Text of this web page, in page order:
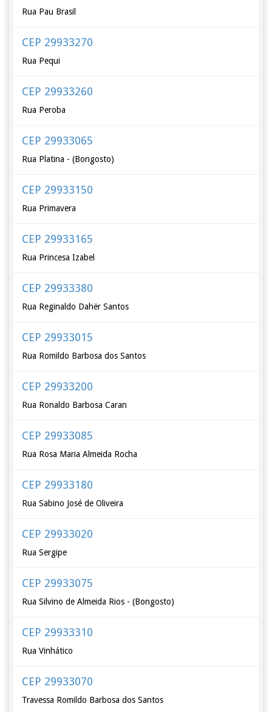
Rua Pau Brasil
CEP 29933270
Rua Pequi
CEP 29933260
Rua Peroba
CEP 29933065
Rua Platina - (Bongosto)
CEP 29933150
Rua Primavera
CEP 29933165
Rua Princesa Izabel
CEP 29933380
Rua Reginaldo Dahër Santos
CEP 29933015
Rua Romildo Barbosa dos Santos
CEP 29933200
Rua Ronaldo Barbosa Caran
CEP 29933085
Rua Rosa Maria Almeida Rocha
CEP 29933180
Rua Sabino José de Oliveira
CEP 29933020
Rua Sergipe
CEP 29933075
Rua Silvino de Almeida Rios - (Bongosto)
CEP 29933310
Rua Vinhático
CEP 29933070
Travessa Romildo Barbosa dos Santos